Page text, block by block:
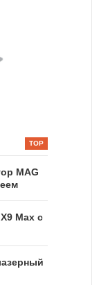
MAG
Max с